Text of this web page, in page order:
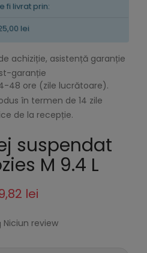
fi livrat prin:
lei
achiziție, asistență garanție
garanție
48 ore (zile lucrătoare).
în termen de 14 zile
de la recepție.
suspendat
M 9.4 L
lei
Niciun review